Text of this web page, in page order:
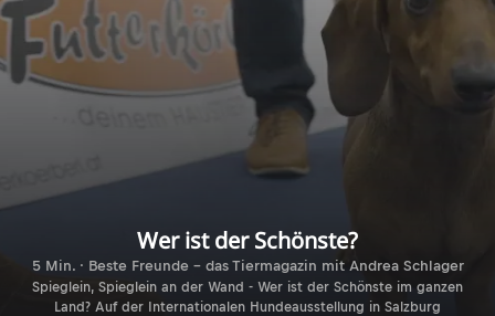
Wer ist der Schönste?
5 Min. · Beste Freunde - das Tiermagazin mit Andrea Schlager
Spieglein, Spieglein an der Wand - Wer ist der Schönste im ganzen
Land? Auf der Internationalen Hundeausstellung in Salzburg